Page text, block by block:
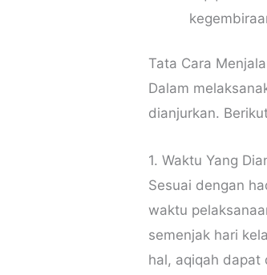
Tata Cara
Dalam
dianjurkan.
1. Waktu Yang
Sesuai dengan
waktu
semenjak hari
hal, aqiqah dapat